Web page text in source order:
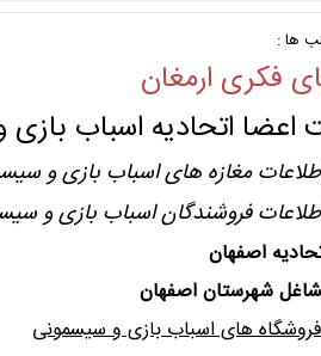
ها :
فکری ارمغان
اعضا اتحادیه اسباب
مغازه های اسباب بازی و
فروشندگان اسباب بازی و
اصفهان
های اسباب بازی و سیسمونی